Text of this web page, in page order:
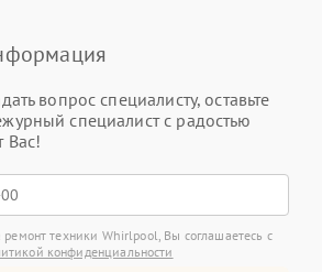
вопрос специалисту, оставьте
специалист с радостью
Вас!
ремонт техники Whirlpool, Вы соглашаетесь с
конфиденциальности